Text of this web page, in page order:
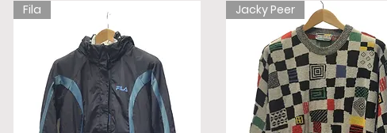
Fila Jacky Peer